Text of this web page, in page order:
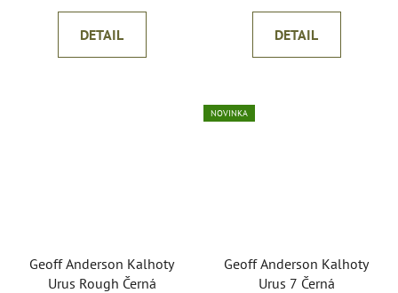
DETAIL DETAIL
Geoff Anderson Kalhoty
Urus Rough Černá
NOVINKA
Geoff Anderson Kalhoty
Urus 7 Černá